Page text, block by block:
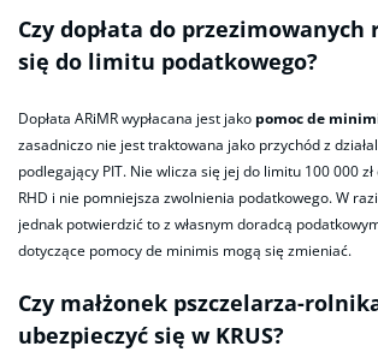
Czy dopłata do przezimowanych
się do limitu podatkowego?
Dopłata ARiMR wypłacana jest jako pomoc de
zasadniczo nie jest traktowana jako przychód z
podlegający PIT. Nie wlicza się jej do limitu 100 000
RHD i nie pomniejsza zwolnienia podatkowego. W
jednak potwierdzić to z własnym doradcą
dotyczące pomocy de minimis mogą się zmieniać.
Czy małżonek pszczelarza-
ubezpieczyć się w KRUS?